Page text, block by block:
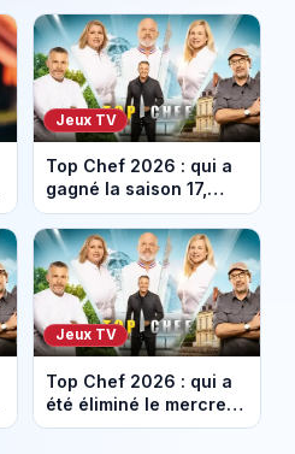
Jeux TV
Top Chef 2026 : qui a
gagné la saison 17,
Viviana Pisacane ou
Alexy Algar-Denos ?
Jeux TV
Top Chef 2026 : qui a
été éliminé le mercredi
27 mai sur M6